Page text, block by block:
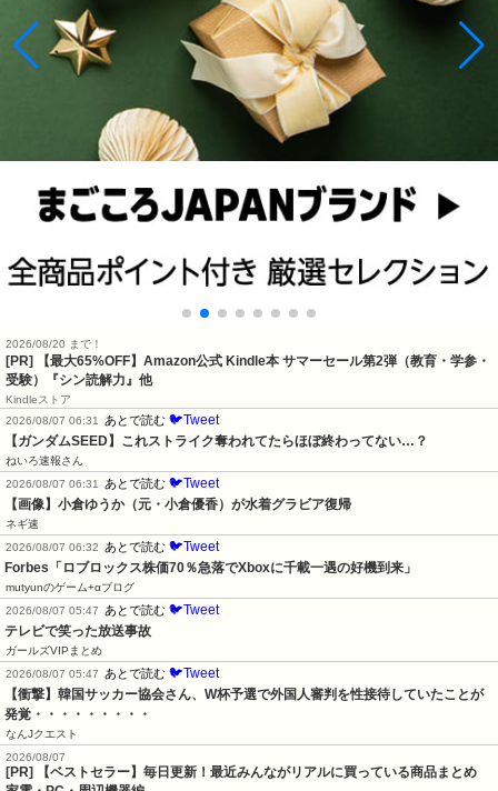
2026/08/20 まで！
[PR]
【最大65%OFF】Amazon公式 Kindle本 サマーセール第2弾（教育・学参・
受験）『シン読解力』他
Kindleストア
2026/08/07 06:31
あとで読む 🐦Tweet
【ガンダムSEED】これストライク奪われてたらほぼ終わってない…？
ねいろ速報さん
2026/08/07 06:31
あとで読む 🐦Tweet
【画像】小倉ゆうか（元・小倉優香）が水着グラビア復帰
ネギ速
2026/08/07 06:32
あとで読む 🐦Tweet
Forbes「ロブロックス株価70％急落でXboxに千載一遇の好機到来」
mutyunのゲーム+αブログ
2026/08/07 05:47
あとで読む 🐦Tweet
テレビで笑った放送事故
ガールズVIPまとめ
2026/08/07 05:47
あとで読む 🐦Tweet
【衝撃】韓国サッカー協会さん、W杯予選で外国人審判を性接待していたことが
発覚・・・・・・・・・
なんJクエスト
2026/08/07
[PR] 【ベストセラー】毎日更新！最近みんながリアルに買っている商品まとめ